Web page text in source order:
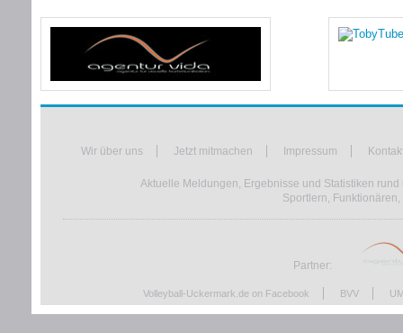
Wir über uns Jetzt mitmachen Impressum
Aktuelle Meldungen, Ergebnisse und Statistiken
Sportlern,
Partner:
Volleyball-Uckermark.de on Facebook BVV